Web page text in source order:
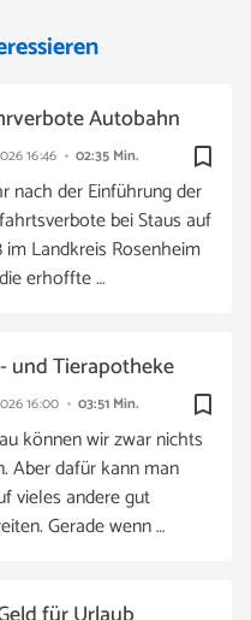
bookmark_border
16:46 02:35 Min.
Autobahn
nach der Einführung der
bei Staus auf
im Landkreis Rosenheim
erhoffte …
bookmark_border
16:00 03:51 Min.
und Tierapotheke
können wir zwar nichts
Aber dafür kann man
vieles andere gut
Gerade wenn …